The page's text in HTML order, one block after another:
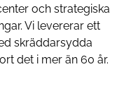
och strategiska
Vi levererar ett
skräddarsydda
det i mer än 60 år.